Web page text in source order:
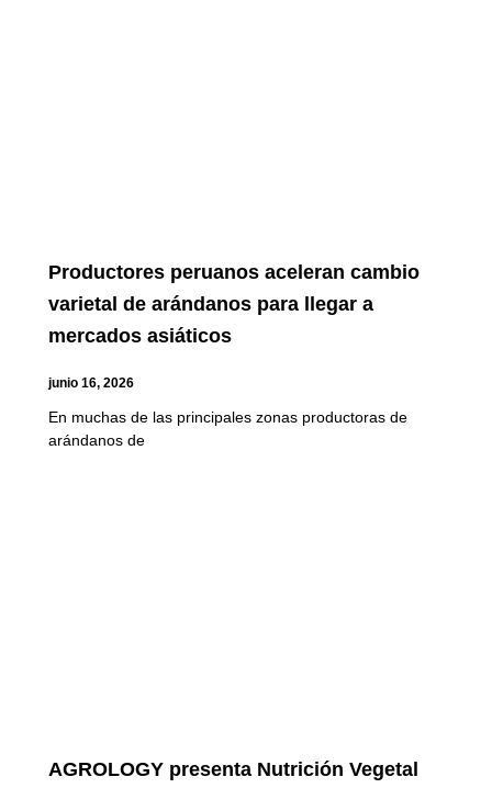
Productores peruanos aceleran cambio
varietal de arándanos para llegar a
mercados asiáticos
junio 16, 2026
En muchas de las principales zonas productoras de
arándanos de
AGROLOGY presenta Nutrición Vegetal